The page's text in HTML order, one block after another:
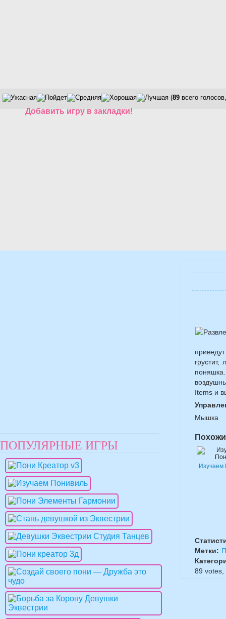
(89 всего
Добавить игру в закладки!
Items и
Мышка
Изучаем
Метки:
89
ПОПУЛЯРНЫЕ ИГРЫ